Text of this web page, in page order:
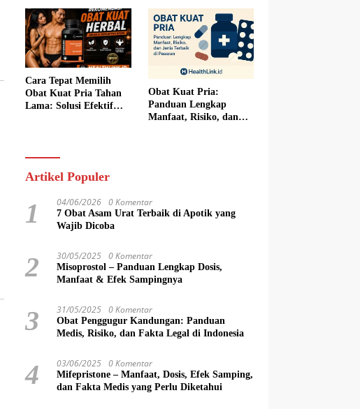
Cara Tepat Memilih
Obat Kuat Pria Tahan
Lama: Solusi Efektif
Obat Kuat Pria:
Panduan Lengkap
Manfaat, Risiko, dan
Artikel Populer
1 04/06/2026 0 Komentar
7 Obat Asam Urat Terbaik di Apotik yang
Wajib Dicoba
2 30/05/2025 0 Komentar
Misoprostol – Panduan Lengkap Dosis,
Manfaat & Efek Sampingnya
3 31/05/2025 0 Komentar
Obat Penggugur Kandungan: Panduan
Medis, Risiko, dan Fakta Legal di Indonesia
4 03/06/2025 0 Komentar
Mifepristone – Manfaat, Dosis, Efek Samping,
dan Fakta Medis yang Perlu Diketahui